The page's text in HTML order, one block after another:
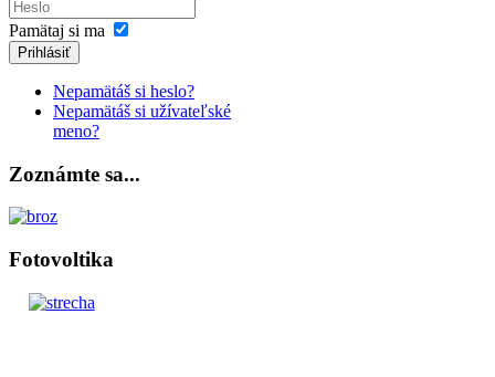
Pamätaj si ma
Prihlásiť
Nepamätáš si heslo?
Nepamätáš si užívateľské
meno?
Zoznámte sa...
Fotovoltika